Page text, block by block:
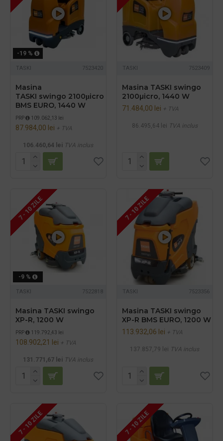
-19 %
TASKI 7523420
Masina
TASKI swingo 2100μicro
BMS EURO, 1440 W
PRP 109.062,13 lei
87.984,00 lei + TVA
106.460,64 lei TVA inclus
TASKI 7523409
Masina TASKI swingo
2100µicro, 1440 W
71.484,00 lei + TVA
86.495,64 lei TVA inclus
-9 %
7 - 10 ZILE
TASKI 7522818
Masina TASKI swingo
XP-R, 1200 W
PRP 119.792,43 lei
108.902,21 lei + TVA
131.771,67 lei TVA inclus
7 - 10 ZILE
TASKI 7523356
Masina TASKI swingo
XP-R BMS EURO, 1200 W
113.932,06 lei + TVA
137.857,79 lei TVA inclus
7 - 10 ZILE 7 - 10 ZILE